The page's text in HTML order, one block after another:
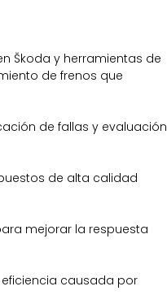
Škoda y herramientas de
de frenos que
de fallas y evaluación
de alta calidad
mejorar la respuesta
causada por